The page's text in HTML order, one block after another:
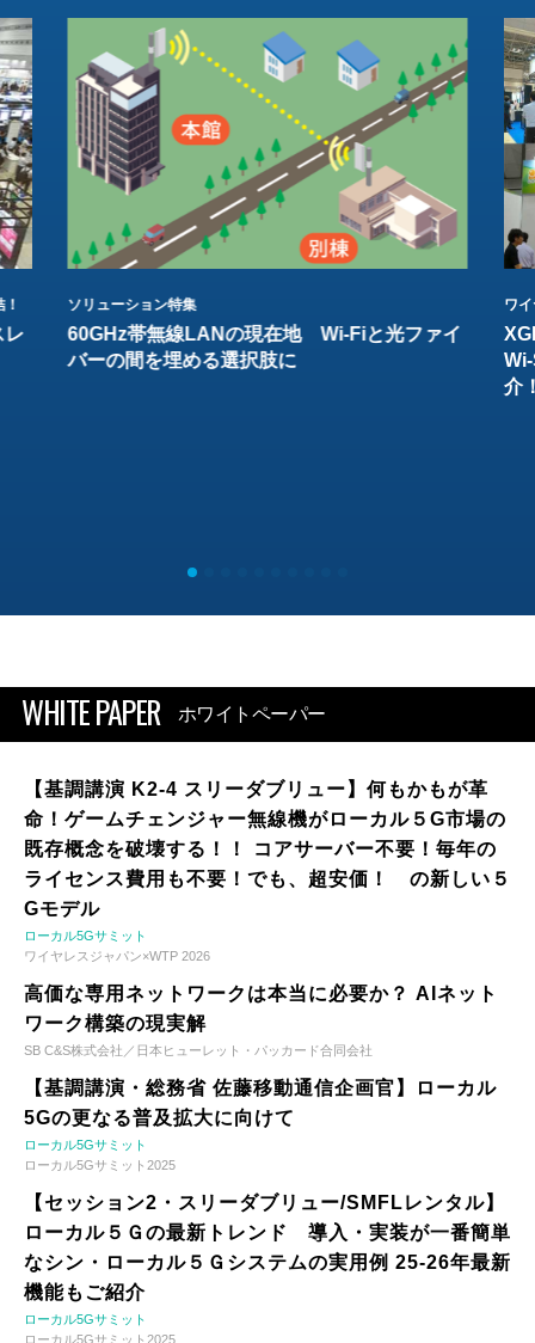
レ
ソリューション特集
60GHz帯無線LANの現在地 Wi-Fiと光ファイ
バーの間を埋める選択肢に
ワ
介
WHITE PAPER ホワイトペーパー
【基調講演 K2-4 スリーダブリュー】何もかもが革
命！ゲームチェンジャー無線機がローカル５G市場の
既存概念を破壊する！！ コアサーバー不要！毎年の
ライセンス費用も不要！でも、超安価！ の新しい５
Gモデル
ローカル5Gサミット
ワイヤレスジャパン×WTP 2026
高価な専用ネットワークは本当に必要か？ AIネット
ワーク構築の現実解
SB C&S株式会社／日本ヒューレット・パッカード合同会社
【基調講演・総務省 佐藤移動通信企画官】ローカル
5Gの更なる普及拡大に向けて
ローカル5Gサミット
ローカル5Gサミット2025
【セッション2・スリーダブリュー/SMFLレンタル】
ローカル５Ｇの最新トレンド 導入・実装が一番簡単
なシン・ローカル５Ｇシステムの実用例 25-26年最新
機能もご紹介
ローカル5Gサミット
ローカル5Gサミット2025